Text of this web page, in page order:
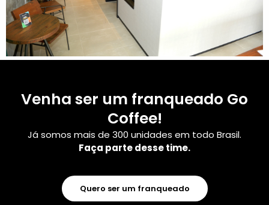
Venha ser um franqueado Go
Coffee!
Já somos mais de 300 unidades em todo Brasil.
Faça parte desse time.
Quero ser um franqueado